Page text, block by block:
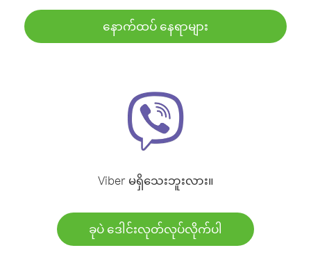
နောက်ထပ် နေရာများ
Viber မရှိသေးဘူးလား။
ခုပဲ ဒေါင်းလုတ်လုပ်လိုက်ပါ